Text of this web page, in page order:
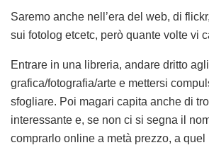
Saremo anche nell’era del web, di
sui fotolog etcetc, però quante volte vi
Entrare in una libreria, andare dritto
grafica/fotografia/arte e mettersi
sfogliare. Poi magari capita anche di
interessante e, se non ci si segna il
comprarlo online a metà prezzo, a